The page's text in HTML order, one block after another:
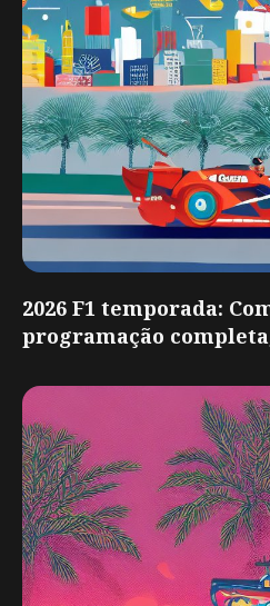
2026 F1 temporada:
programação